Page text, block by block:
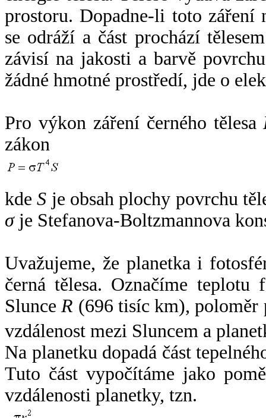
prostoru. Dopadne-li toto záření
se odráží a část prochází
závisí na jakosti a barvě
žádné hmotné prostředí, jde o
Pro výkon záření černého tělesa
zákon
kdeS je obsah plochy povrchu
σje Stefanova-Boltzmannova
Uvažujeme, že planetka i
černá tělesa. Označíme
SlunceR (696 tisíc km),
vzdálenost mezi Sluncem a
Na planetku dopadá část
Tuto část vypočítáme jako
vzdálenosti planetky, tzn.